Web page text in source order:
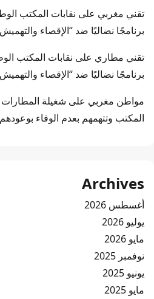
تقني مغربي على نقابات المكتب
برنامجًا نضاليًا ضد “الإقصاء والتهميش
تقني مطاري على نقابات المكتب
برنامجًا نضاليًا ضد “الإقصاء والتهميش
مواطن مغربي على شغيلة
المكتب وتتهمهم بعدم الوفاء بوعودهم
Archives
أغسطس 2026
يوليو 2026
مايو 2026
نوفمبر 2025
يونيو 2025
مايو 2025